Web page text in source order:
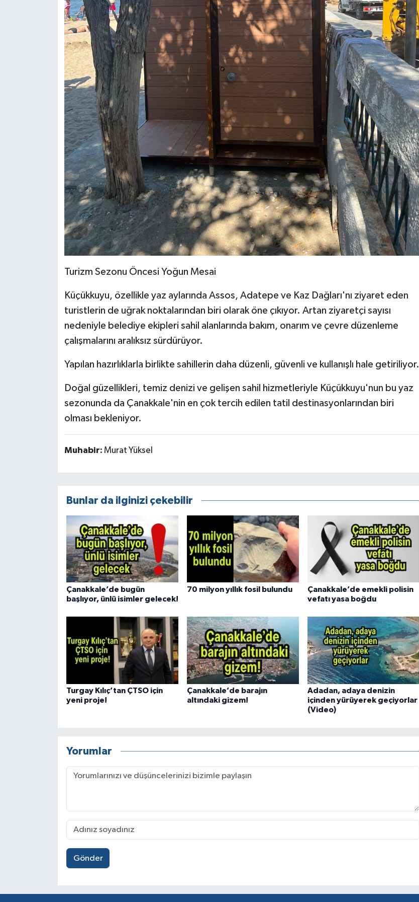
Turizm Sezonu Öncesi Yoğun Mesai
Küçükkuyu, özellikle yaz aylarında Assos, Adatepe ve Kaz Dağları'nı ziyaret eden
turistlerin de uğrak noktalarından biri olarak öne çıkıyor. Artan ziyaretçi sayısı
nedeniyle belediye ekipleri sahil alanlarında bakım, onarım ve çevre düzenleme
çalışmalarını aralıksız sürdürüyor.
Yapılan hazırlıklarla birlikte sahillerin daha düzenli, güvenli ve kullanışlı hale getiriliyor.
Doğal güzellikleri, temiz denizi ve gelişen sahil hizmetleriyle Küçükkuyu'nun bu yaz
sezonunda da Çanakkale'nin en çok tercih edilen tatil destinasyonlarından biri
olması bekleniyor.
Muhabir: Murat Yüksel
Bunlar da ilginizi çekebilir
Çanakkale’de bugün
başlıyor, ünlü isimler gelecek!
70 milyon yıllık fosil bulundu
Çanakkale’de emekli polisin
vefatı yasa boğdu
Turgay Kılıç’tan ÇTSO için
yeni proje!
Çanakkale’de barajın
altındaki gizem!
Adadan, adaya denizin
içinden yürüyerek geçiyorlar
(Video)
Yorumlar
Gönder